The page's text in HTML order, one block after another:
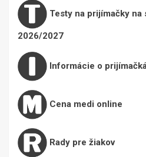
Testy na prijímačky na
2026/2027
Informácie o
Cena medi online
Rady pre žiakov